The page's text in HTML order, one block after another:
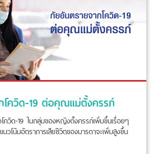
ควิด-19 ต่อคุณแม่ตั้งครรภ์
ควิด-19 ในกลุ่มของหญิงตั้งครรภ์เพิ่มขึ้นเรื่อยๆ
วโน้มอัตราการเสียชีวิตของมารดาจะเพิ่มสูงขึ้น